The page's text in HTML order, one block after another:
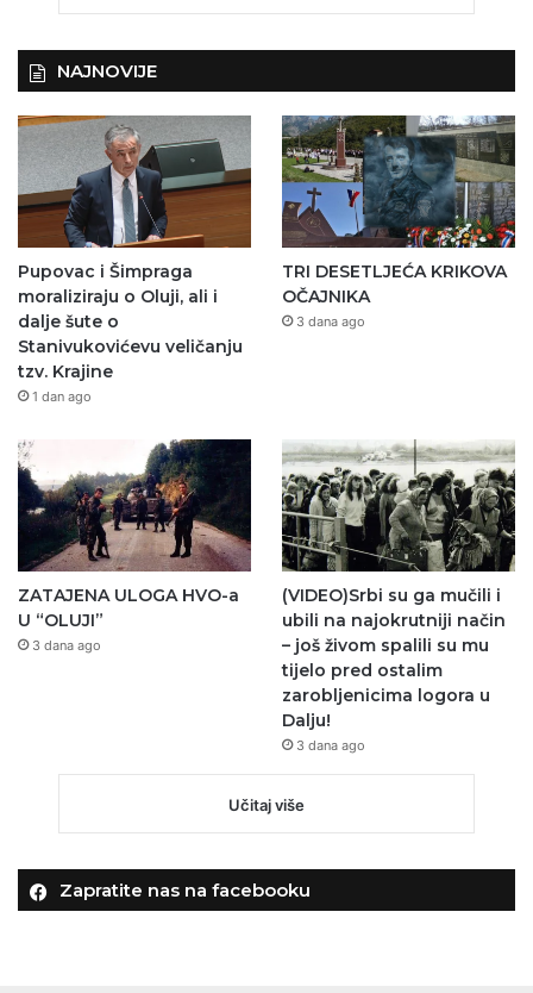
NAJNOVIJE
Pupovac i Šimpraga
moraliziraju o Oluji, ali i
dalje šute o
Stanivukovićevu veličanju
tzv. Krajine
1 dan ago
TRI DESETLJEĆA KRIKOVA
OČAJNIKA
3 dana ago
ZATAJENA ULOGA HVO-a
U “OLUJI”
3 dana ago
(VIDEO)Srbi su ga mučili i
ubili na najokrutniji način
– još živom spalili su mu
tijelo pred ostalim
zarobljenicima logora u
Dalju!
3 dana ago
Učitaj više
Zapratite nas na facebooku